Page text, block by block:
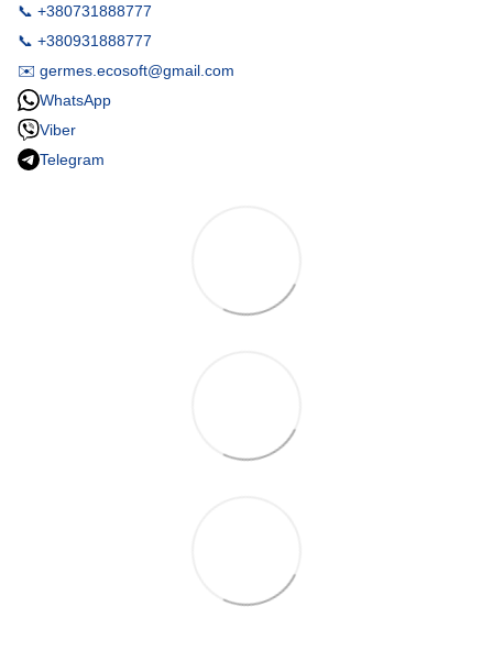
📞 +380731888777
📞 +380931888777
✉️ germes.ecosoft@gmail.com
WhatsApp
Viber
Telegram